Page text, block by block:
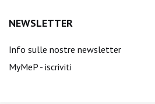
NEWSLETTER
Info sulle nostre newsletter
MyMeP - iscriviti